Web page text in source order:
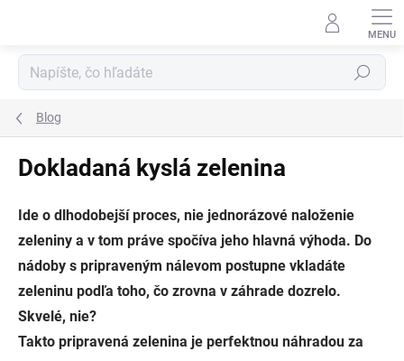
Hľadať
Blog
Dokladaná kyslá zelenina
Ide o dlhodobejší proces, nie jednorázové naloženie
zeleniny a v tom práve spočíva jeho hlavná výhoda. Do
nádoby s pripraveným nálevom postupne vkladáte
zeleninu podľa toho, čo zrovna v záhrade dozrelo.
Skvelé, nie?
Takto pripravená zelenina je perfektnou náhradou za